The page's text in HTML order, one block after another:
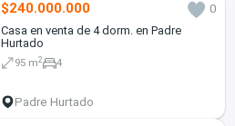
$240.000.000
0
Casa en venta de 4 dorm. en Padre
Hurtado
95 m2 4
Padre Hurtado